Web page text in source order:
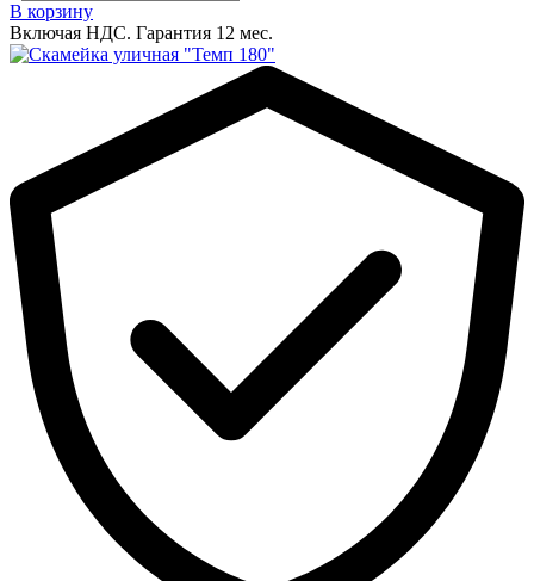
В корзину
Включая НДС. Гарантия 12 мес.